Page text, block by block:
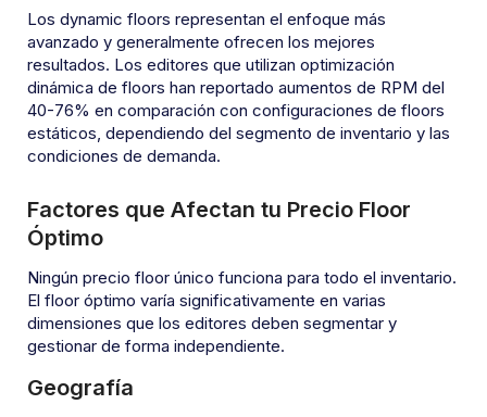
Los dynamic floors representan el enfoque más
avanzado y generalmente ofrecen los mejores
resultados. Los editores que utilizan optimización
dinámica de floors han reportado aumentos de RPM del
40-76% en comparación con configuraciones de floors
estáticos, dependiendo del segmento de inventario y las
condiciones de demanda.
Factores que Afectan tu Precio Floor
Óptimo
Ningún precio floor único funciona para todo el inventario.
El floor óptimo varía significativamente en varias
dimensiones que los editores deben segmentar y
gestionar de forma independiente.
Geografía